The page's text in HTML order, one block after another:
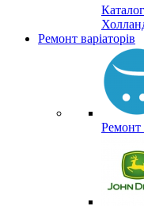
Ремонт варіаторів
Ремонт